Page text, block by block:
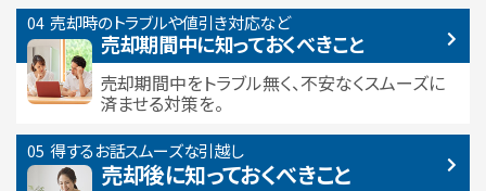
売却時のトラブルや値引き対応など
売却期間中に知っておくべきこと
売却期間中をトラブル無く、不安なくスムーズに
済ませる対策を。
得するお話スムーズな引越し
売却後に知っておくべきこと